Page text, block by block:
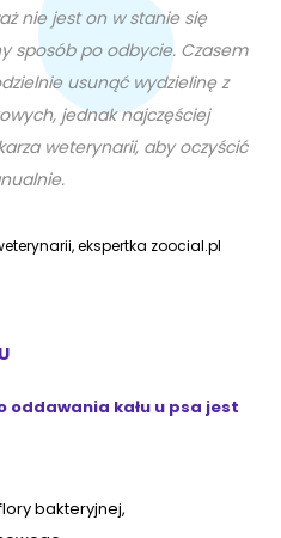
nie jest on w stanie się
sposób po odbycie. Czasem
usunąć wydzielinę z
jednak najczęściej
weterynarii, aby oczyścić
ekspertka zoocial.pl
oddawania kału u psa jest
bakteryjnej,